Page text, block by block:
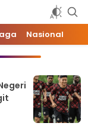
Nasional